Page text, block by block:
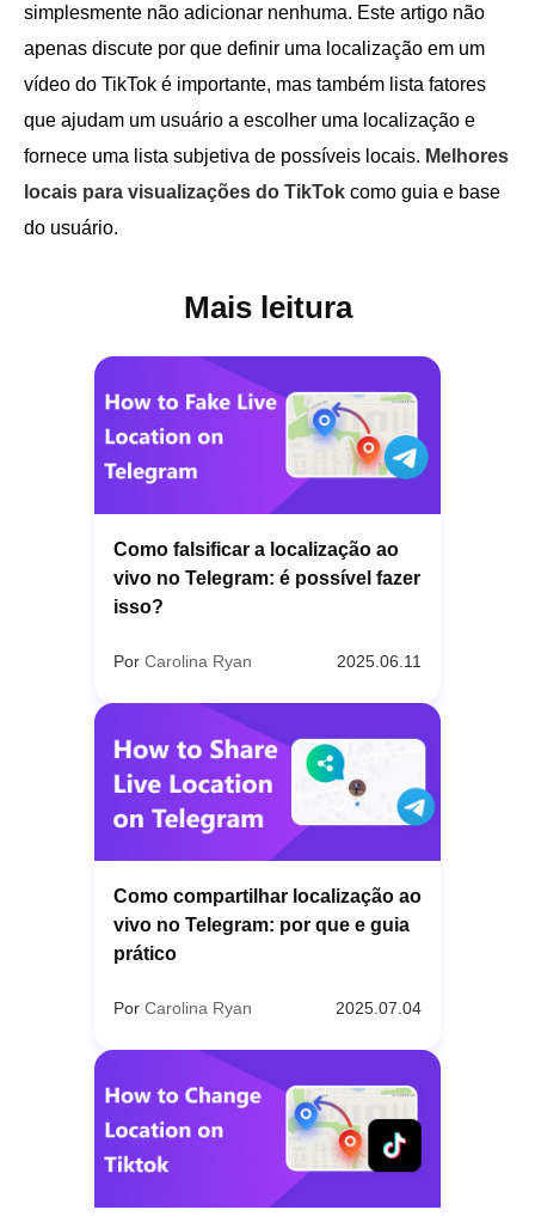
simplesmente não adicionar nenhuma. Este artigo não
apenas discute por que definir uma localização em um
vídeo do TikTok é importante, mas também lista fatores
que ajudam um usuário a escolher uma localização e
fornece uma lista subjetiva de possíveis locais. Melhores
locais para visualizações do TikTok como guia e base
do usuário.
Mais leitura
Como falsificar a localização ao
vivo no Telegram: é possível fazer
isso?
Por Carolina Ryan 2025.06.11
Como compartilhar localização ao
vivo no Telegram: por que e guia
prático
Por Carolina Ryan 2025.07.04